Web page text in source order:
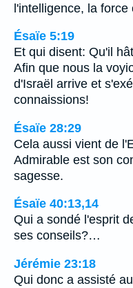
l'intelligence, la force
Ésaïe 5:19
Et qui disent: Qu'il
Afin que nous la
d'Israël arrive et
connaissions!
Ésaïe 28:29
Cela aussi vient de
Admirable est son
sagesse.
Ésaïe 40:13,14
Qui a sondé l'esprit
ses conseils?…
Jérémie 23:18
Qui donc a assisté